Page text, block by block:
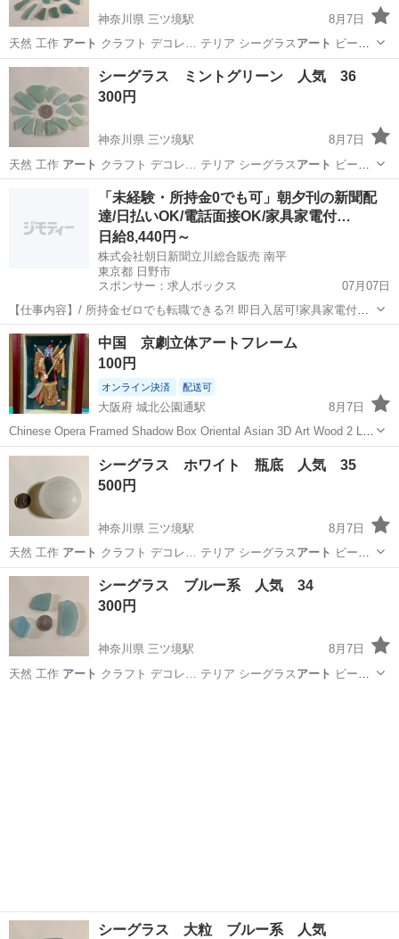
神奈川県 三ツ境駅
8月7日
天然 工作 アート クラフト デコレ… テリア シーグラス アート ビーチ
コーミング…
神奈川 横浜市 三ツ境駅 生活雑貨 シーグラス
シーグラス ミントグリーン 人気 36
300円
神奈川県 三ツ境駅
8月7日
天然 工作 アート クラフト デコレ… テリア シーグラス アート ビーチ
コーミング…
三ツ境駅 生活雑貨 シーグラス
「未経験・所持金0でも可」朝夕刊の新聞配
達/日払いOK/電話面接OK/家具家電付…
日給8,440円～
株式会社朝日新聞立川総合販売 南平
東京都 日野市
スポンサー：求人ボックス
07月07日
【仕事内容】/ 所持金ゼロでも転職できる?! 即日入居可!家具家電付き
の寮・社宅あり! 引っ越しや上京の費用は”すべて”負担します 必ず面
接!電話面接もOK! 魅力ポイント 家具家電付きの寮・社宅を完備 無資
格・未経験OK! 年齢...
アルバイト・パート
中国 京劇立体アートフレーム
100円
オンライン決済 配送可
大阪府 城北公園通駅
8月7日
Chinese Opera Framed Shadow Box Oriental Asian 3D Art Wood 2 Lot
いただきものですが1回も飾らず…。 H 21.5/W 14.5/D 3cm 小ぶりで
大阪 大阪市 城北公園通駅 生活雑貨
シーグラス ホワイト 瓶底 人気 35
500円
神奈川県 三ツ境駅
8月7日
天然 工作 アート クラフト デコレ… テリア シーグラス アート ビーチ
コーミング…
神奈川 横浜市 三ツ境駅 生活雑貨 シーグラス
シーグラス ブルー系 人気 34
300円
神奈川県 三ツ境駅
8月7日
天然 工作 アート クラフト デコレ… テリア シーグラス アート ビーチ
シーグラス 大粒 ブルー系 人気